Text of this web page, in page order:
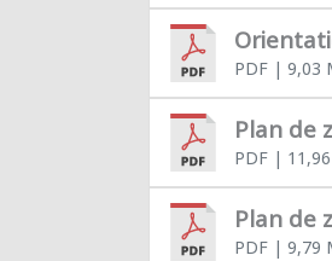
PDF| 9,03
Plan de
PDF|
Plan de
PDF| 9,79